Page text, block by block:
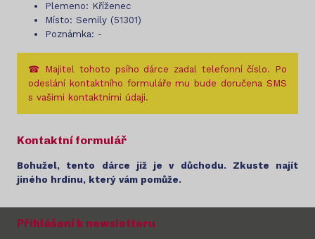
Plemeno: Kříženec
Místo: Semily (51301)
Poznámka: -
☎ Majitel tohoto psího dárce zadal telefonní číslo. Po
odeslání kontaktního formuláře mu bude doručena SMS
s vašimi kontaktními údaji.
Kontaktní formulář
Bohužel, tento dárce již je v důchodu. Zkuste najít
jiného hrdinu, který vám pomůže.
Přihlášení k newsletteru